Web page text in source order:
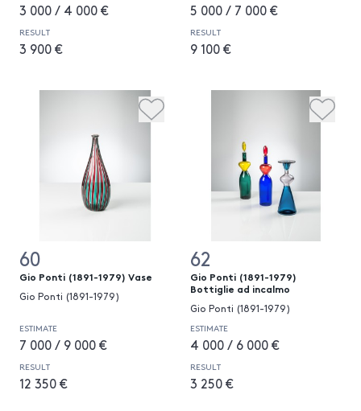
3 000 / 4 000 €
RESULT
3 900 €
5 000 / 7 000 €
RESULT
9 100 €
60
Gio Ponti (1891-1979) Vase
Gio Ponti (1891-1979)
ESTIMATE
7 000 / 9 000 €
RESULT
12 350 €
62
Gio Ponti (1891-1979)
Bottiglie ad incalmo
Gio Ponti (1891-1979)
ESTIMATE
4 000 / 6 000 €
RESULT
3 250 €